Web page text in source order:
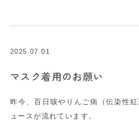
2025.07.01
マスク着用のお願い
昨今、百日咳やりんご病（伝染性
ュースが流れています。